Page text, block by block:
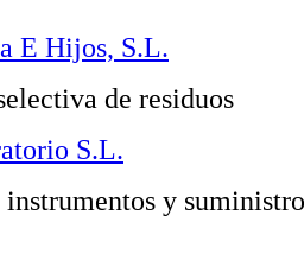
E Hijos, S.L.
de residuos
S.L.
y